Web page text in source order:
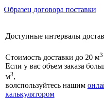
Образец договора поставки
Доступные интервалы
Стоимость доставки до 20 м3
Если у вас объем заказа
м3,
волспользуйтесь нашим
калькулятором